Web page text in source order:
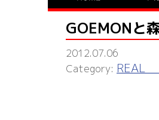
GOEMONと
2012.07.06
REAL